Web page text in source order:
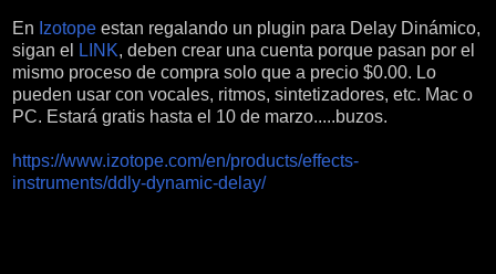
En Izotope estan regalando un plugin para Delay Dinámico,
sigan el
LINK, deben crear una cuenta porque pasan por el
mismo proceso de compra solo que a precio $0.00. Lo
pueden usar con vocales, ritmos, sintetizadores, etc. Mac o
PC. Estará gratis hasta el 10 de marzo.....buzos.
https://www.izotope.com/en/products/effects-
instruments/ddly-dynamic-delay/